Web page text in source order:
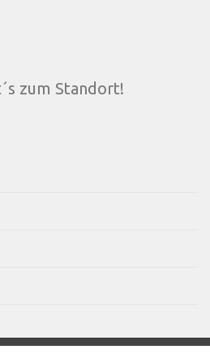
zum Standort!